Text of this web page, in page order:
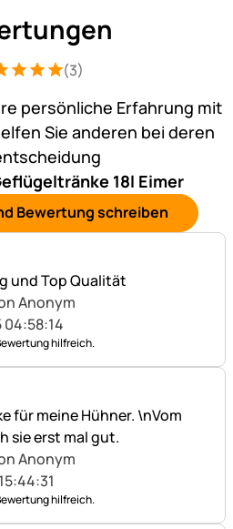
5 von 5 (3 Bewertungen)
(3)
persönliche Erfahrung mit
Sie anderen bei deren
18l Eimer
Bewertung schreiben
und Top Qualität
Anonym
04:58:14
hilfreich.
für meine Hühner. \nVom
sie erst mal gut.
Anonym
hilfreich.